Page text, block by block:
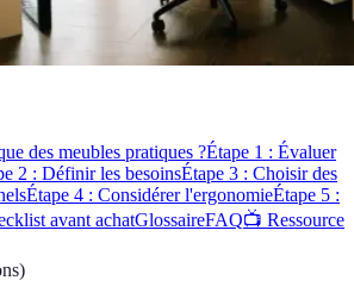
des meubles pratiques ?Étape 1 : Évaluer
2 : Définir les besoinsÉtape 3 : Choisir des
Étape 4 : Considérer l'ergonomieÉtape 5 :
avant achatGlossaireFAQ📺 Ressource
)